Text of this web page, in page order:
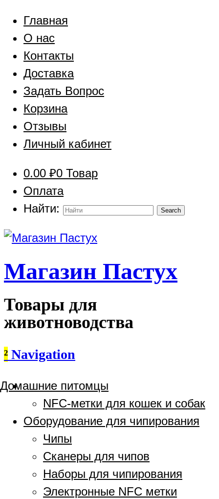
Главная
О нас
Контакты
Доставка
Задать Вопрос
Корзина
Отзывы
Личный кабинет
0.00 ₽0 Товар
Оплата
Найти:
Магазин Пастух
Товары для
животноводства
² Navigation
Домашние питомцы
NFC-метки для кошек и собак
Оборудование для чипирования
Чипы
Сканеры для чипов
Наборы для чипирования
Электронные NFC метки